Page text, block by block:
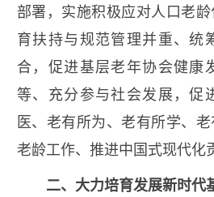
部署，实施积极应对人口老
育扶持与规范管理并重、统
合，促进基层老年协会健康
等、充分参与社会发展，促
医、老有所为、老有所学、
老龄工作、推进中国式现代化
二、大力培育发展新时代